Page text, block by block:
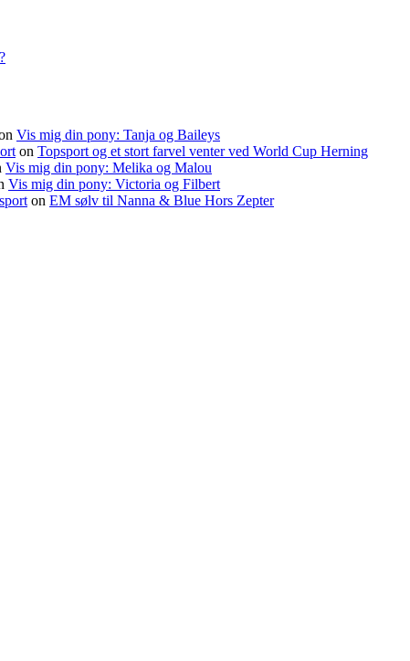
Vis mig din pony: Tanja og Baileys
on Topsport og et stort farvel venter ved World Cup Herning
Vis mig din pony: Melika og Malou
Vis mig din pony: Victoria og Filbert
on EM sølv til Nanna & Blue Hors Zepter